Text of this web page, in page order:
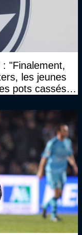
"Finalement,
les jeunes
pots cassés